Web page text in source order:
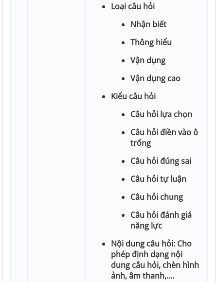
Loại câu hỏi
Nhận biết
Thông hiểu
Vận dụng
Vận dụng cao
Kiểu câu hỏi
Câu hỏi lựa chọn
Câu hỏi điền vào ô
trống
Câu hỏi đúng sai
Câu hỏi tự luận
Câu hỏi chung
Câu hỏi đánh giá
năng lực
Nội dung câu hỏi: Cho
phép định dạng nội
dung câu hỏi, chèn hình
ảnh, âm thanh,….